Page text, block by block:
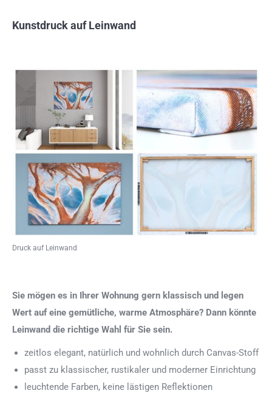
Kunstdruck auf Leinwand
Druck auf Leinwand
Sie mögen es in Ihrer Wohnung gern klassisch und legen
Wert auf eine gemütliche, warme Atmosphäre? Dann könnte
Leinwand die richtige Wahl für Sie sein.
zeitlos elegant, natürlich und wohnlich durch Canvas-Stoff
passt zu klassischer, rustikaler und moderner Einrichtung
leuchtende Farben, keine lästigen Reflektionen